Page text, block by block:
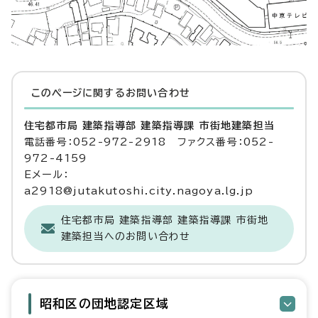
このページに関する お問い合わせ
住宅都市局 建築指導部 建築指導課 市街地建築担当
電話番号：052-972-2918 ファクス番号：052-
972-4159
Eメール：
a2918@jutakutoshi.city.nagoya.lg.jp
住宅都市局 建築指導部 建築指導課 市街地
建築担当へのお問い合わせ
昭和区の団地認定区域